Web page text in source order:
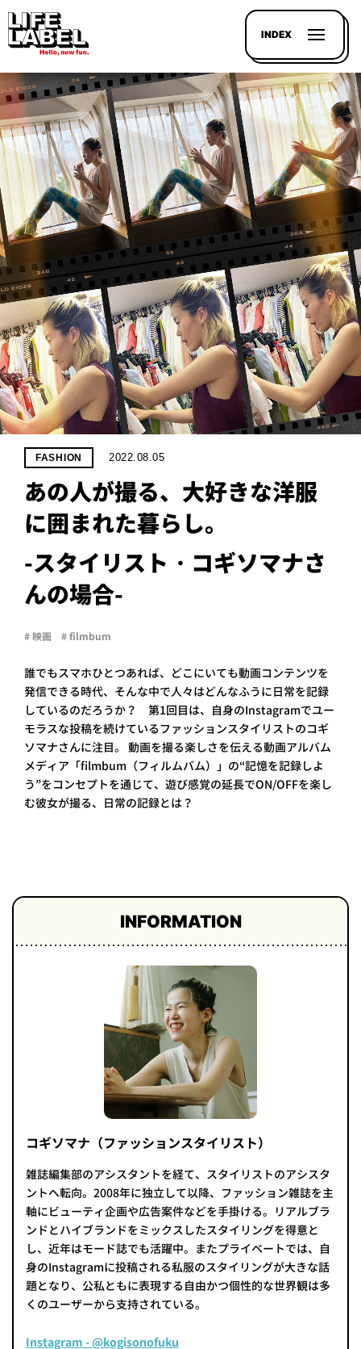
INDEX
記事を
探す
LL
HOUSE
LINE-
UP
PROJECT
WHAT’S
LIFE
LABEL
ライフレー
はい
いいえ
企業の
方へ
お問い
合わせ
プライ
バシー
ポリシ
ー
採用情
FASHION 2022.08.05
あの人が撮る、大好きな洋服
に囲まれた暮らし。
-スタイリスト・コギソマナさ
んの場合-
# 映画 # filmbum
誰でもスマホひとつあれば、どこにいても動画コンテンツを
発信できる時代、そんな中で人々はどんなふうに日常を記録
しているのだろうか？ 第1回目は、自身のInstagramでユー
モラスな投稿を続けているファッションスタイリストのコギ
ソマナさんに注目。 動画を撮る楽しさを伝える動画アルバム
メディア「filmbum（フィルムバム）」の“記憶を記録しよ
う”をコンセプトを通じて、遊び感覚の延長でON/OFFを楽し
む彼女が撮る、日常の記録とは？
INFORMATION
コギソマナ（ファッションスタイリスト）
雑誌編集部のアシスタントを経て、スタイリストのアシスタ
ントへ転向。2008年に独立して以降、ファッション雑誌を主
軸にビューティ企画や広告案件などを手掛ける。リアルブラ
ンドとハイブランドをミックスしたスタイリングを得意と
し、近年はモード誌でも活躍中。またプライベートでは、自
身のInstagramに投稿される私服のスタイリングが大きな話
題となり、公私ともに表現する自由かつ個性的な世界観は多
くのユーザーから支持されている。
Instagram - @kogisonofuku